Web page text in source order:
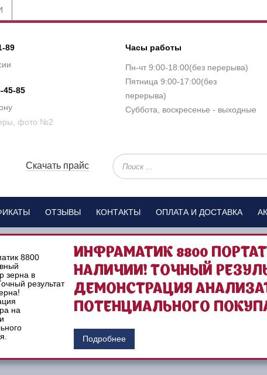
89
45-85
Часы работы
Пн-чт 9:00-18:00(без перерыва)
Пятница 9:00-17:00(без
перерыва)
Суббота, воскресенье - выходные
Скачать прайс
ОТЗЫВЫ КОНТАКТЫ ОПЛАТА И ДОСТАВКА
ИНФРАМАТИК 8800
НАЛИЧИИ! ТОЧНЫЙ
ДЕМОНСТРАЦИЯ
ПОТЕНЦИАЛЬНОГО
Подробнее